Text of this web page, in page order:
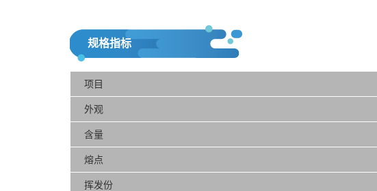
规格指标
项目
外观
含量
熔点
挥发份